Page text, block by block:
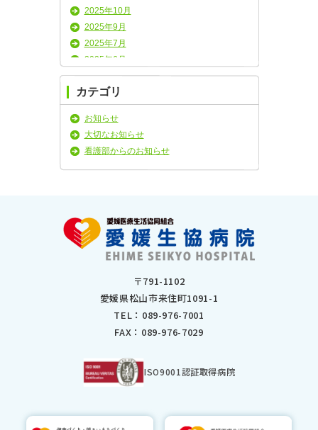
2025年10月
2025年9月
2025年7月
2025年6月
2025年5月
2025年4月
2025年2月
2025年1月
2024年11月
2024年7月
2024年6月
2024年5月
2024年2月
2024年1月
2023年12月
2023年10月
2023年9月
2023年7月
カテゴリ
お知らせ
大切なお知らせ
看護部からのお知らせ
〒791-1102
愛媛県松山市来住町1091-1
TEL： 089-976-7001
FAX：089-976-7029
ISO9001認証取得病院